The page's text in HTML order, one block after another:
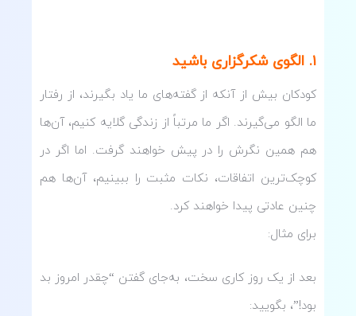
۱. الگوی شکرگزاری باشید
کودکان بیش از آنکه از گفته‌های ما یاد بگیرند، از رفتار
ما الگو می‌گیرند. اگر ما مرتباً از زندگی گلایه کنیم، آن‌ها
هم همین نگرش را در پیش خواهند گرفت. اما اگر در
کوچک‌ترین اتفاقات، نکات مثبت را ببینیم، آن‌ها هم
چنین عادتی پیدا خواهند کرد.
برای مثال:
بعد از یک روز کاری سخت، به‌جای گفتن “چقدر امروز بد
بود!”، بگویید: